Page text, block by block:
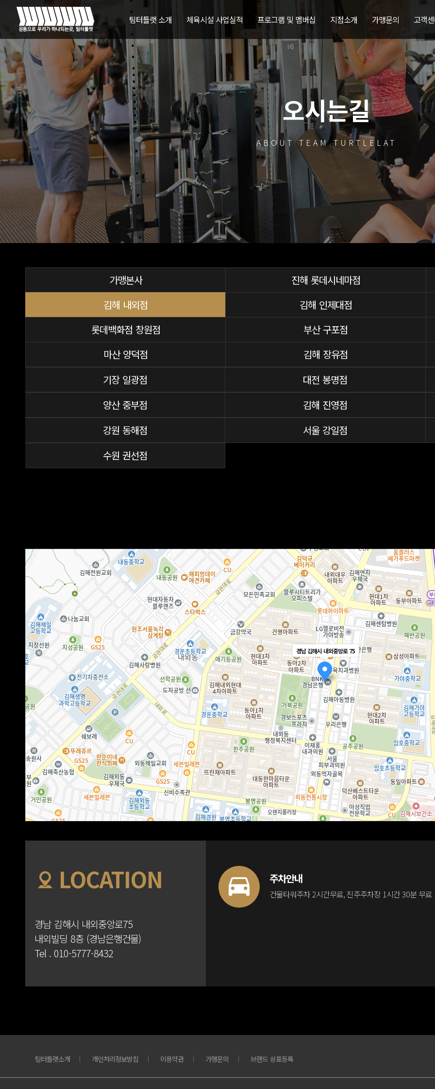
팀터틀랫 소개 체육시설 사업실적 프로그램 및 멤버십 지점소개 가맹문의 고객
오시는길
ABOUT TEAM TURTLELAT
가맹본사
진해 롯데시네마점
김해 내외점
김해 인제대점
롯데백화점 창원점
부산 구포점
마산 양덕점
김해 장유점
기장 일광점
대전 봉명점
양산 중부점
김해 진영점
강원 동해점
서울 강일점
수원 권선점
경남 김해시 내외중앙로 75
LOCATION
경남 김해시 내외중앙로75
내외빌딩 8층 (경남은행건물)
Tel . 010-5777-8432
주차안내
건물타워주차 2시간무료, 진주주차장 1시간 30분 무료
팀터틀랫소개 개인처리정보방침 이용약관 가맹문의 브랜드 상표등록